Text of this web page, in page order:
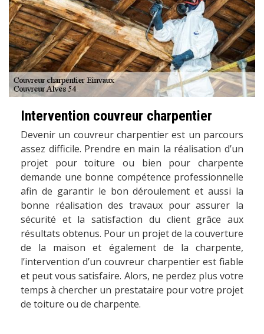
Intervention couvreur charpentier
Devenir un couvreur charpentier est un parcours
assez difficile. Prendre en main la réalisation d’un
projet pour toiture ou bien pour charpente
demande une bonne compétence professionnelle
afin de garantir le bon déroulement et aussi la
bonne réalisation des travaux pour assurer la
sécurité et la satisfaction du client grâce aux
résultats obtenus. Pour un projet de la couverture
de la maison et également de la charpente,
l’intervention d’un couvreur charpentier est fiable
et peut vous satisfaire. Alors, ne perdez plus votre
temps à chercher un prestataire pour votre projet
de toiture ou de charpente.